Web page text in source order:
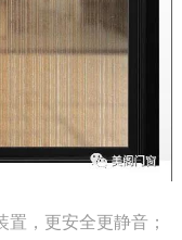
，更安全更静音；